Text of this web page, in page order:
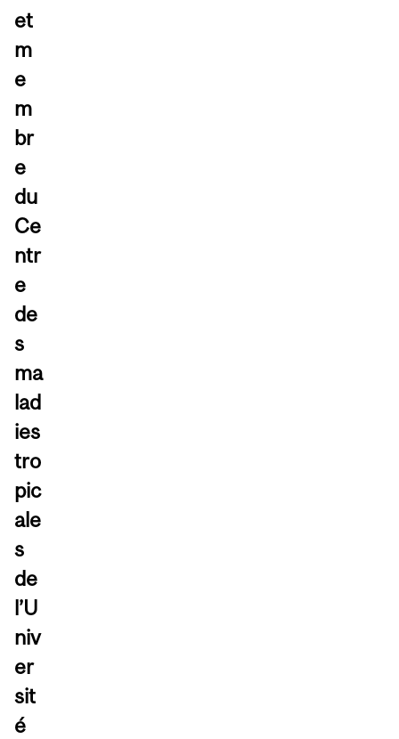
et
m
e
m
br
e
du
Ce
ntr
e
de
s
ma
lad
ies
tro
pic
ale
s
de
l’U
niv
er
sit
é